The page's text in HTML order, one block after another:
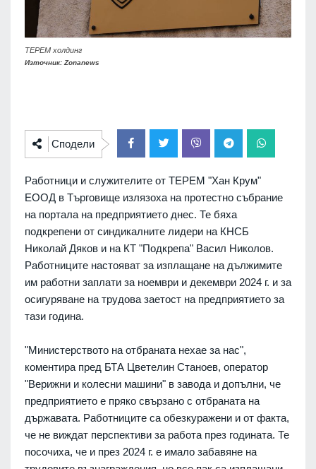
ТЕРЕМ холдинг
Източник: Zonanews
Сподели
Работници и служителите от ТЕРЕМ "Хан Крум"
ЕООД в Търговище излязоха на протестно събрание
на портала на предприятието днес. Те бяха
подкрепени от синдикалните лидери на КНСБ
Николай Дяков и на КТ "Подкрепа" Васил Николов.
Работниците настояват за изплащане на дължимите
им работни заплати за ноември и декември 2024 г. и за
осигуряване на трудова заетост на предприятието за
тази година.
"Министерството на отбраната нехае за нас",
коментира пред БТА Цветелин Станоев, оператор
"Верижни и колесни машини" в завода и допълни, че
предприятието е пряко свързано с отбраната на
държавата. Работниците са обезкуражени и от факта,
че не виждат перспективи за работа през годината. Те
посочиха, че и през 2024 г. е имало забавяне на